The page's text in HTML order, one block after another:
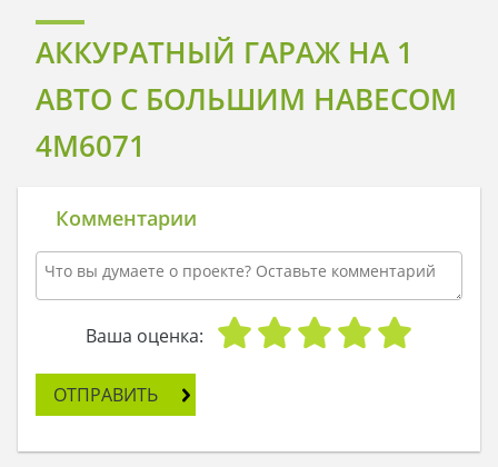
АККУРАТНЫЙ ГАРАЖ НА 1
АВТО С БОЛЬШИМ НАВЕСОМ
4M6071
Комментарии
Ваша оценка:
ОТПРАВИТЬ